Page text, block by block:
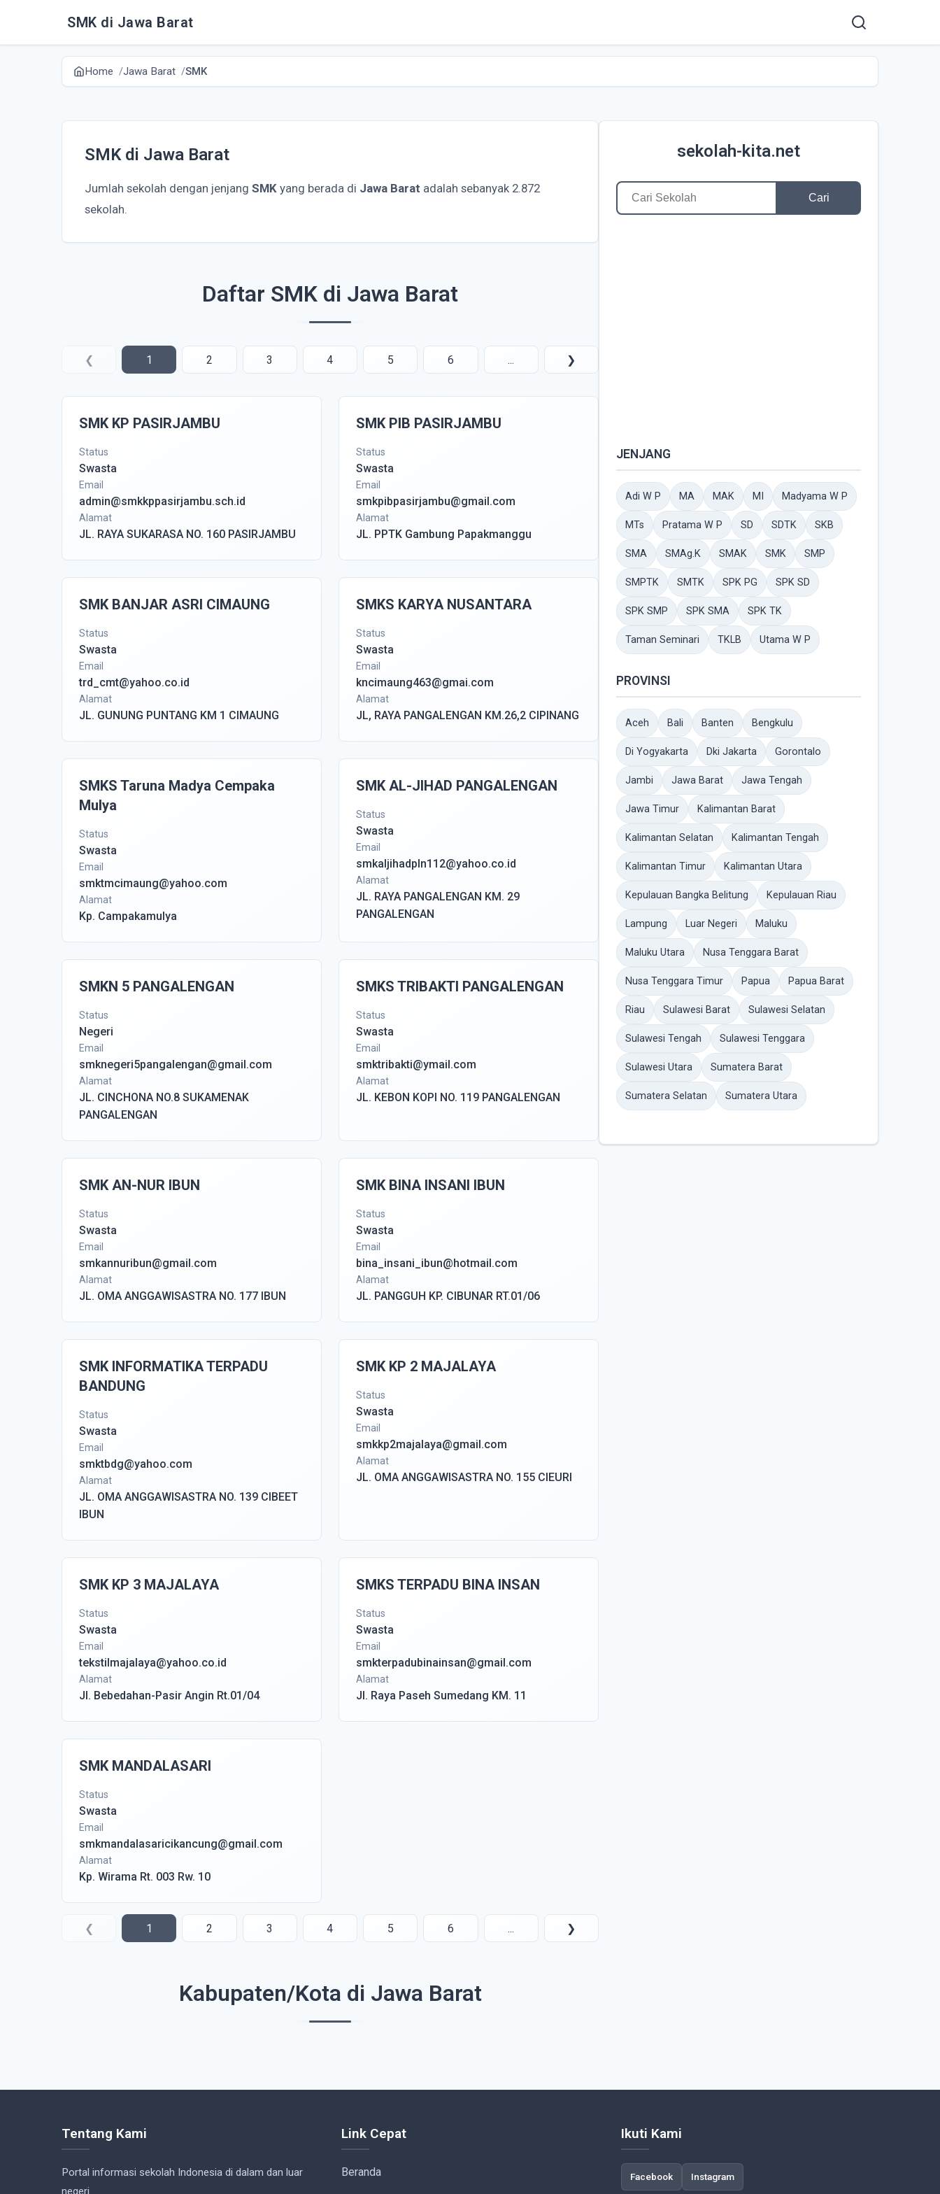
SMK di Jawa Barat
Home Jawa Barat SMK
SMK di Jawa Barat
Jumlah sekolah dengan jenjang SMK yang berada di Jawa Barat adalah sebanyak 2.872
sekolah.
Daftar SMK di Jawa Barat
❮ 1 2 3 4 5 6 ... ❯
SMK KP PASIRJAMBU
Status
Swasta
Email
admin@smkkppasirjambu.sch.id
Alamat
JL. RAYA SUKARASA NO. 160 PASIRJAMBU
SMK PIB PASIRJAMBU
Status
Swasta
Email
smkpibpasirjambu@gmail.com
Alamat
JL. PPTK Gambung Papakmanggu
SMK BANJAR ASRI CIMAUNG
Status
Swasta
Email
trd_cmt@yahoo.co.id
Alamat
JL. GUNUNG PUNTANG KM 1 CIMAUNG
SMKS KARYA NUSANTARA
Status
Swasta
Email
kncimaung463@gmai.com
Alamat
JL, RAYA PANGALENGAN KM.26,2 CIPINANG
SMKS Taruna Madya Cempaka
Mulya
Status
Swasta
Email
smktmcimaung@yahoo.com
Alamat
Kp. Campakamulya
SMK AL-JIHAD PANGALENGAN
Status
Swasta
Email
smkaljihadpln112@yahoo.co.id
Alamat
JL. RAYA PANGALENGAN KM. 29
PANGALENGAN
SMKN 5 PANGALENGAN
Status
Negeri
Email
smknegeri5pangalengan@gmail.com
Alamat
JL. CINCHONA NO.8 SUKAMENAK
PANGALENGAN
SMKS TRIBAKTI PANGALENGAN
Status
Swasta
Email
smktribakti@ymail.com
Alamat
JL. KEBON KOPI NO. 119 PANGALENGAN
SMK AN-NUR IBUN
Status
Swasta
Email
smkannuribun@gmail.com
Alamat
JL. OMA ANGGAWISASTRA NO. 177 IBUN
SMK BINA INSANI IBUN
Status
Swasta
Email
bina_insani_ibun@hotmail.com
Alamat
JL. PANGGUH KP. CIBUNAR RT.01/06
SMK INFORMATIKA TERPADU
BANDUNG
Status
Swasta
Email
smktbdg@yahoo.com
Alamat
JL. OMA ANGGAWISASTRA NO. 139 CIBEET
IBUN
SMK KP 2 MAJALAYA
Status
Swasta
Email
smkkp2majalaya@gmail.com
Alamat
JL. OMA ANGGAWISASTRA NO. 155 CIEURI
SMK KP 3 MAJALAYA
Status
Swasta
Email
tekstilmajalaya@yahoo.co.id
Alamat
Jl. Bebedahan-Pasir Angin Rt.01/04
SMKS TERPADU BINA INSAN
Status
Swasta
Email
smkterpadubinainsan@gmail.com
Alamat
Jl. Raya Paseh Sumedang KM. 11
SMK MANDALASARI
Status
Swasta
Email
smkmandalasaricikancung@gmail.com
Alamat
Kp. Wirama Rt. 003 Rw. 10
❮ 1 2 3 4 5 6 ... ❯
Kabupaten/Kota di Jawa Barat
sekolah-kita.net
Cari
JENJANG
Adi W P MA MAK MI Madyama W P
MTs Pratama W P SD SDTK SKB
SMA SMAg.K SMAK SMK SMP
SMPTK SMTK SPK PG SPK SD
SPK SMP SPK SMA SPK TK
Taman Seminari TKLB Utama W P
PROVINSI
Aceh Bali Banten Bengkulu
Di Yogyakarta Dki Jakarta Gorontalo
Jambi Jawa Barat Jawa Tengah
Jawa Timur Kalimantan Barat
Kalimantan Selatan Kalimantan Tengah
Kalimantan Timur Kalimantan Utara
Kepulauan Bangka Belitung Kepulauan Riau
Lampung Luar Negeri Maluku
Maluku Utara Nusa Tenggara Barat
Nusa Tenggara Timur Papua Papua Barat
Riau Sulawesi Barat Sulawesi Selatan
Sulawesi Tengah Sulawesi Tenggara
Sulawesi Utara Sumatera Barat
Sumatera Selatan Sumatera Utara
Tentang Kami
Portal informasi sekolah Indonesia di dalam dan luar
negeri.
Link Cepat
Beranda
Ikuti Kami
Facebook Instagram